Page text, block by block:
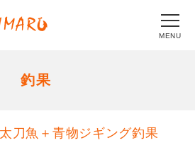
MENU
釣果
刀魚＋青物ジギング釣果